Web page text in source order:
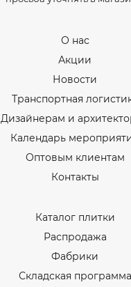
О нас
Акции
Новости
Транспортная
Дизайнерам и
Календарь
Оптовым клиентам
Контакты
Каталог плитки
Распродажа
Фабрики
Складская программа